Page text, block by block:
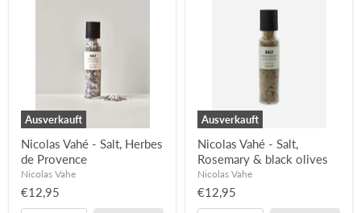
Ausverkauft
Nicolas Vahé - Salt, Herbes
de Provence
Nicolas Vahe
€12,95
Ausverkauft
Nicolas Vahé - Salt,
Rosemary & black olives
Nicolas Vahe
€12,95